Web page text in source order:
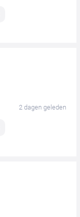
2 dagen geleden